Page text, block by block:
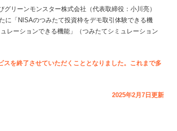
リーンモンスター株式会社（代表取締役：小川亮）
に「NISAのつみたて投資枠をデモ取引体験できる機
レーションできる機能」（つみたてシミュレーション
を終了させていただくこととなりました。これまで多
2025年2月7日更新